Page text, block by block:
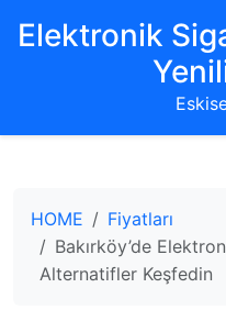
Elektronik
HOME
Fiyatları
Bakırköy’de
Alternatifler Keşfedin